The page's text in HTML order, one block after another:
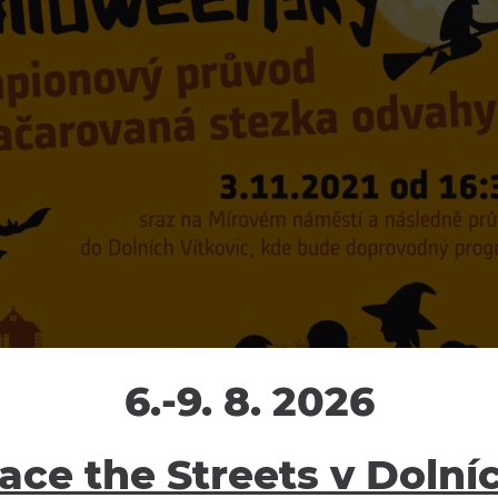
6.-9. 8. 2026
the Streets v